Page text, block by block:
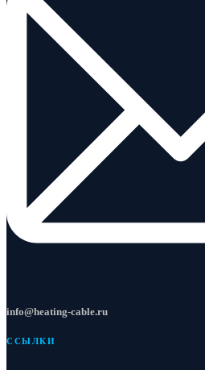
info@heating-cable.ru
ССЫЛКИ